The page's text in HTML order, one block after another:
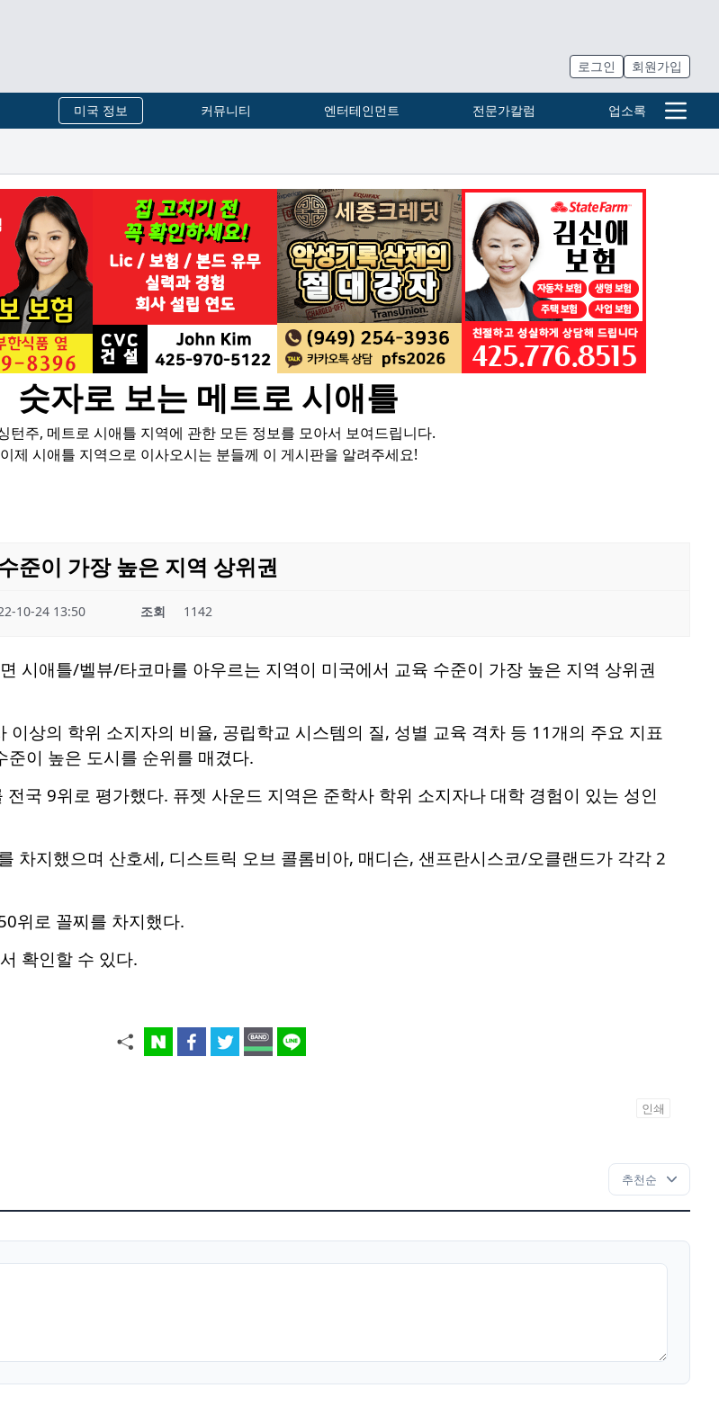
로그인 회원가입
미국 정보 커뮤니티 엔터테인먼트 전문가칼럼 업소록
숫자로 보는 메트로 시애틀
턴주, 메트로 시애틀 지역에 관한 모든 정보를 모아서 보여드립니다.
이제 시애틀 지역으로 이사오시는 분들께 이 게시판을 알려주세요!
준이 가장 높은 지역 상위권
10-24 13:50 조회 1142
시애틀/벨뷰/타코마를 아우르는 지역이 미국에서 교육 수준이 가장 높은 지역 상위권
이상의 학위 소지자의 비율, 공립학교 시스템의 질, 성별 교육 격차 등 11개의 주요 지표
이 높은 도시를 순위를 매겼다.
국 9위로 평가했다. 퓨젯 사운드 지역은 준학사 학위 소지자나 대학 경험이 있는 성인
차지했으며 산호세, 디스트릭 오브 콜롬비아, 매디슨, 샌프란시스코/오클랜드가 각각 2
위로 꼴찌를 차지했다.
확인할 수 있다.
인쇄